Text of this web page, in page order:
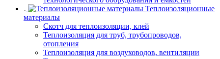
Теплоизоляционные
материалы
Скотч для теплоизоляции, клей
Теплоизоляция для труб, трубопроводов,
отопления
Теплоизоляция для воздуховодов, вентиляции